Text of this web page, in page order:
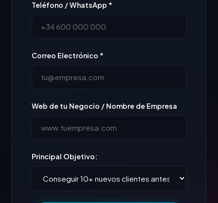
Teléfono / WhatsApp *
Correo Electrónico *
Web de tu Negocio / Nombre de Empresa
Principal Objetivo: